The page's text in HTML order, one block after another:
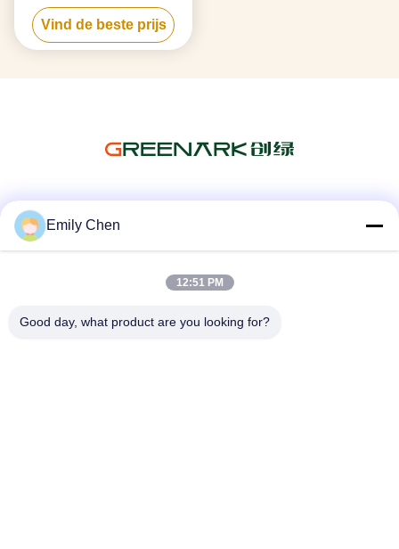
Elektrische Teppanyaki Grill
Tafel
Vind de beste prijs
Emily Chen
12:51 PM
Good day, what product are you looking for?